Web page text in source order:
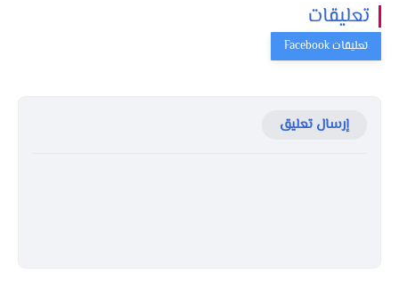
تعليقات
إرسال تعليق